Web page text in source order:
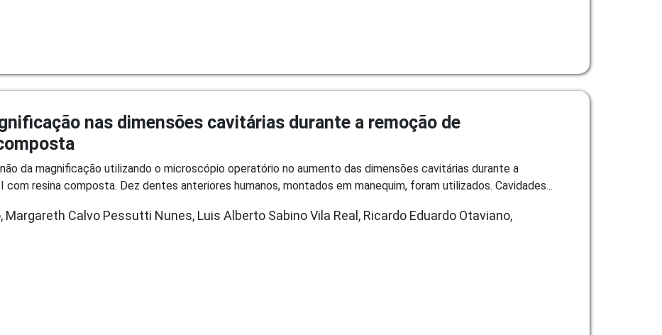
nas dimensões cavitárias durante a remoção de
da magnificação utilizando o microscópio operatório no aumento das dimensões cavitárias durante a
resina composta. Dez dentes anteriores humanos, montados em manequim, foram utilizados. Cavidades...
Calvo Pessutti Nunes, Luis Alberto Sabino Vila Real, Ricardo Eduardo Otaviano,